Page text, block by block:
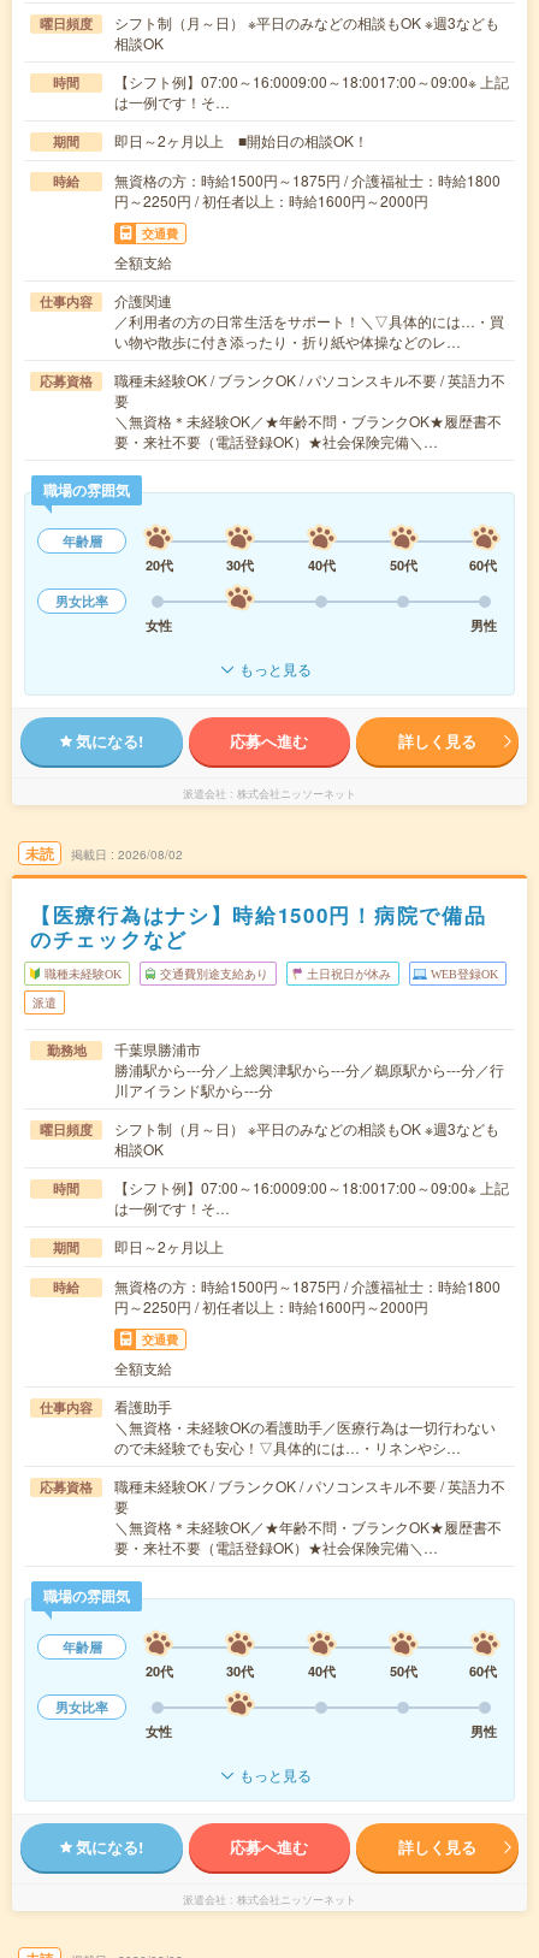
曜日頻度
シフト制（月～日） ※平日のみなどの相談もOK ※週3なども
相談OK
時間
【シフト例】07:00～16:0009:00～18:0017:00～09:00※ 上記
は一例です！そ…
期間 即日～2ヶ月以上 ■開始日の相談OK！
時給
無資格の方：時給1500円～1875円 / 介護福祉士：時給1800
円～2250円 / 初任者以上：時給1600円～2000円
交通費
全額支給
仕事内容
介護関連
／利用者の方の日常生活をサポート！＼▽具体的には…・買
い物や散歩に付き添ったり・折り紙や体操などのレ…
応募資格
職種未経験OK / ブランクOK / パソコンスキル不要 / 英語力不
要
＼無資格＊未経験OK／★年齢不問・ブランクOK★履歴書不
要・来社不要（電話登録OK）★社会保険完備＼…
職場の雰囲気
年齢層
20代
30代 40代 50代
60代
男女比率
女性
男性
もっと見る
気になる! 応募へ進む 詳しく見る
派遣会社 株式会社ニッソーネット
未読 掲載日 2026/08/02
【医療行為はナシ】時給1500円！病院で備品
のチェックなど
職種未経験OK 交通費別途支給あり 土日祝日が休み WEB登録OK
派遣
勤務地
千葉県勝浦市
勝浦駅から---分／上総興津駅から---分／鵜原駅から---分／行
川アイランド駅から---分
曜日頻度
シフト制（月～日） ※平日のみなどの相談もOK ※週3なども
相談OK
時間
【シフト例】07:00～16:0009:00～18:0017:00～09:00※ 上記
は一例です！そ…
期間 即日～2ヶ月以上
時給
無資格の方：時給1500円～1875円 / 介護福祉士：時給1800
円～2250円 / 初任者以上：時給1600円～2000円
交通費
全額支給
仕事内容
看護助手
＼無資格・未経験OKの看護助手／医療行為は一切行わない
ので未経験でも安心！▽具体的には…・リネンやシ…
応募資格
職種未経験OK / ブランクOK / パソコンスキル不要 / 英語力不
要
＼無資格＊未経験OK／★年齢不問・ブランクOK★履歴書不
要・来社不要（電話登録OK）★社会保険完備＼…
職場の雰囲気
年齢層
20代
30代 40代 50代
60代
男女比率
女性
男性
もっと見る
気になる! 応募へ進む 詳しく見る
派遣会社 株式会社ニッソーネット